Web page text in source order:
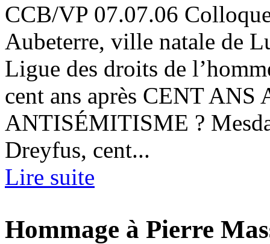
CCB/VP 07.07.06
Aubeterre, ville natale de
Ligue des droits de
cent ans après CENT
ANTISÉMITISME ?
Dreyfus, cent...
Lire suite
Hommage à Pierre